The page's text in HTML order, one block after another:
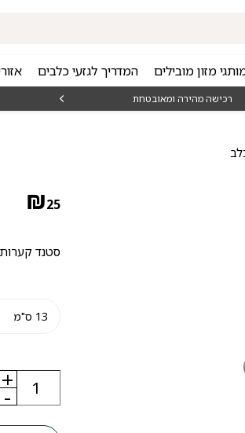
מזון מובילים המדריך לגזעי כלבים
רכישה מהירה ומאובטחת
₪25
סטנד קערות + 2 קערות נירוסטה, במבחר
-
כמות
סטנד
נירוסטה
+